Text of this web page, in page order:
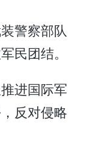
警察部队
民团结。
进国际军
反对侵略